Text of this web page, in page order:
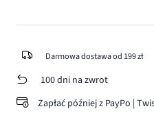
Darmowa dostawa od 199 zł
100 dni na zwrot
Zapłać później z PayPo |